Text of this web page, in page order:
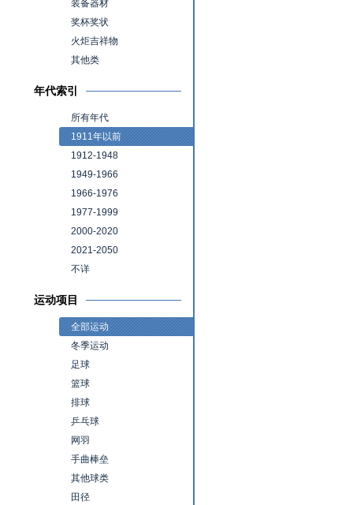
装备器材
奖杯奖状
火炬吉祥物
其他类
年代索引
所有年代
1911年以前
1912-1948
1949-1966
1966-1976
1977-1999
2000-2020
2021-2050
不详
运动项目
全部运动
冬季运动
足球
篮球
排球
乒乓球
网羽
手曲棒垒
其他球类
田径